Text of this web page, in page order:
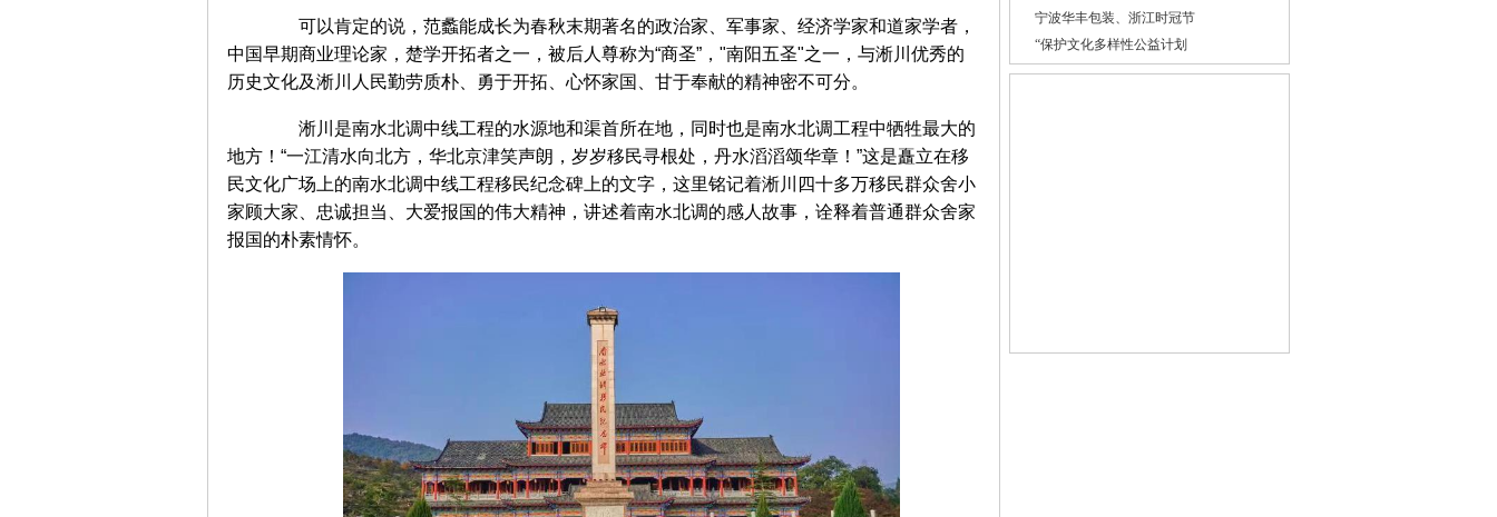
可以肯定的说，范蠡能成长为春秋末期著名的政治家、军事家、经济学家和道家学者，
中国早期商业理论家，楚学开拓者之一，被后人尊称为“商圣”，"南阳五圣"之一，与淅川优秀的
历史文化及淅川人民勤劳质朴、勇于开拓、心怀家国、甘于奉献的精神密不可分。
淅川是南水北调中线工程的水源地和渠首所在地，同时也是南水北调工程中牺牲最大的
地方！“一江清水向北方，华北京津笑声朗，岁岁移民寻根处，丹水滔滔颂华章！”这是矗立在移
民文化广场上的南水北调中线工程移民纪念碑上的文字，这里铭记着淅川四十多万移民群众舍小
家顾大家、忠诚担当、大爱报国的伟大精神，讲述着南水北调的感人故事，诠释着普通群众舍家
报国的朴素情怀。
宁波华丰包装、浙江时冠节
“保护文化多样性公益计划